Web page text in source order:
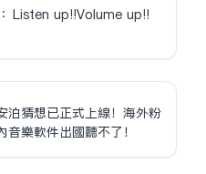
Listen up!!Volume up!!
泊猜想已正式上線！海外粉
樂軟件出國聽不了！